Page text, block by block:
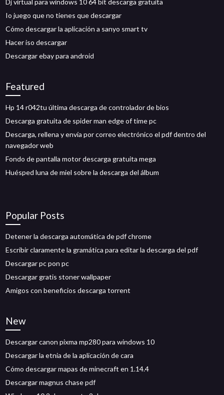
Dj virtual para windows 10 64 bit descarga gratuita
Io juego que no tienes que descargar
Cómo descargar la aplicación a sanyo smart tv
Hacer iso descargar
Descargar ebay para android
Featured
Hp 14 r042tu última descarga de controlador de bios
Descarga gratuita de spider man edge of time pc
Descarga, rellena y envía por correo electrónico el pdf dentro del
navegador web
Fondo de pantalla motor descarga gratuita mega
Huésped luna de miel sobre la descarga del álbum
Popular Posts
Detener la descarga automática de pdf chrome
Escribir claramente la gramática para editar la descarga del pdf
Descargar pc pon pc
Descargar gratis stoner wallpaper
Amigos con beneficios descarga torrent
New
Descargar canon pixma mp280 para windows 10
Descargar la etnia de la aplicación de cara
Cómo descargar mapas de minecraft en 1.14.4
Descargar magnus chase pdf